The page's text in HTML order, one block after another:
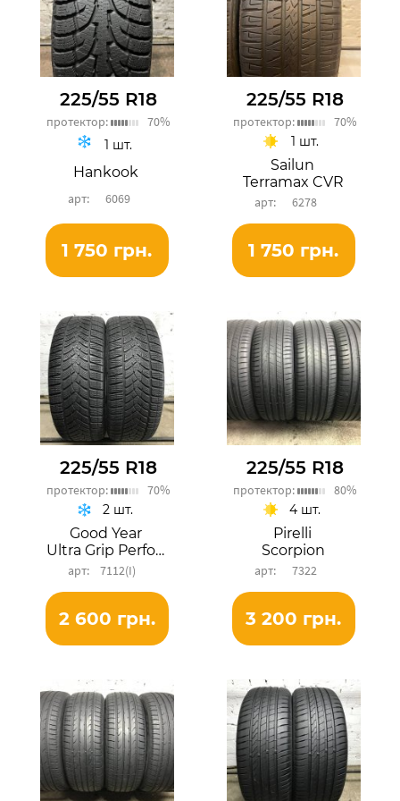
225/55 R18
протектор: 70%
Hankook
6069
1 шт.
1 750 грн.
225/55 R18
протектор: 70%
Sailun
Terramax CVR
6278
1 шт.
1 750 грн.
225/55 R18
протектор: 70%
Good Year
Ultra Grip Performance+ SUV
7112(I)
2 шт.
2 600 грн.
225/55 R18
протектор: 80%
Pirelli
Scorpion
7322
4 шт.
3 200 грн.